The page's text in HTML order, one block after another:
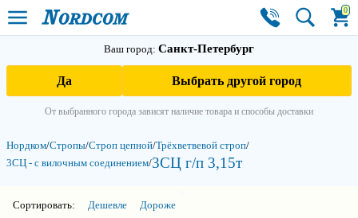
0
Ваш город: Санкт-Петербург
Да Выбрать другой город
От выбранного города зависят наличие товара и способы доставки
Нордком/Стропы/Строп цепной/Трёхветвевой строп/
3СЦ - с вилочным соединением/3СЦ г/п 3,15т
Сортировать: Дешевле Дороже